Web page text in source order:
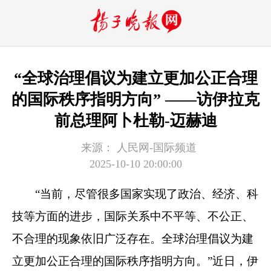
“全球治理倡议为建立更加公正合理
的国际秩序指明方向” ——访伊拉克
前总理阿卜杜勒-迈赫迪
来源：
人民网-国际频道
2025-10-10 20:00:00
“当前，尽管很多国家实现了政治、经济、科
技等方面的进步，国际关系中不平等、不公正、
不合理的现象依旧广泛存在。全球治理倡议为建
立更加公正合理的国际秩序指明方向。”近日，伊